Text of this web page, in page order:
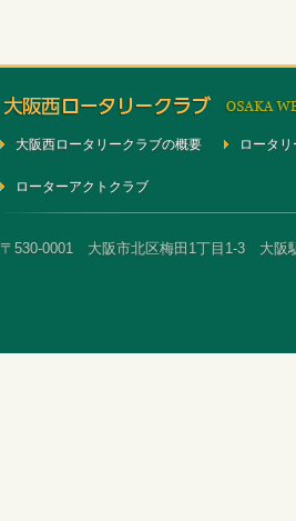
大阪西ロータリークラブの概要 ロータ
ローターアクトクラブ
〒530-0001 大阪市北区梅田1丁目1-3 大阪